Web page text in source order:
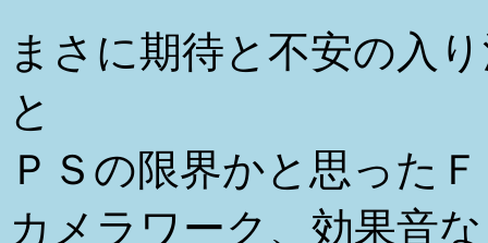
まさに期待と不安の入
と
ＰＳの限界かと思った
カメラワーク、効果音